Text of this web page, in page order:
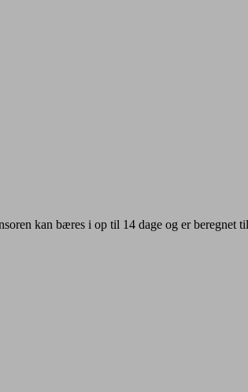
kan bæres i op til 14 dage og er beregnet